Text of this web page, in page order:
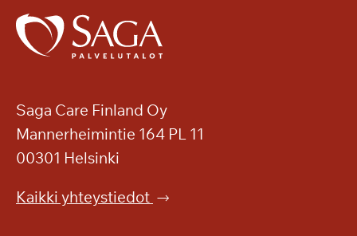
Saga Care Finland Oy
Mannerheimintie 164 PL 11
00301 Helsinki
Kaikki yhteystiedot